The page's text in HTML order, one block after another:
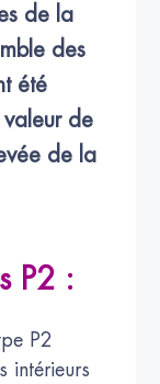
de la
des
été
de
de la
P2 :
P2
intérieurs